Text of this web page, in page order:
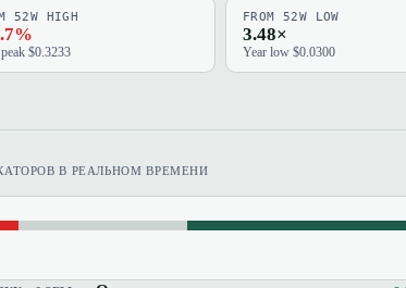
52W HIGH
$0.3233
FROM 52W LOW
3.48×
Year low $0.0300
В РЕАЛЬНОМ ВРЕМЕНИ